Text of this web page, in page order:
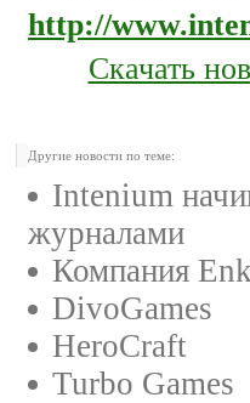
http://
Скачать
Другие новости по теме:
Intenium
журналами
Компания
DivoGames
HeroCraft
Turbo Games